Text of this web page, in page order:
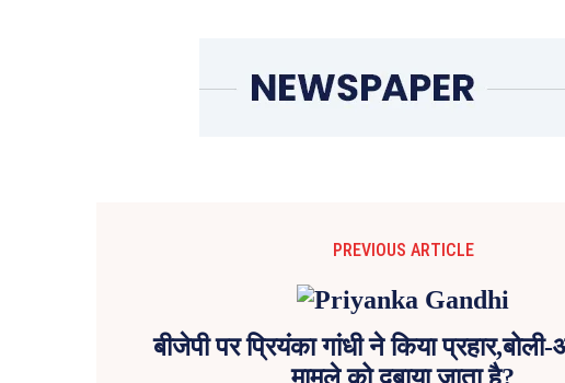
PREVIOUS ARTICLE
बीजेपी पर प्रियंका गांधी ने किया